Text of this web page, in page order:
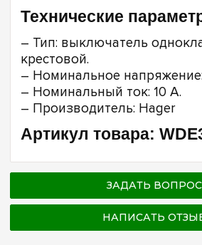
Технические
– Тип: выключатель
крестовой.
– Номинальное
– Номинальный ток: 10 А.
– Производитель: Hager
Артикул товара:
ЗАДАТЬ ВОПРОС
НАПИСАТЬ